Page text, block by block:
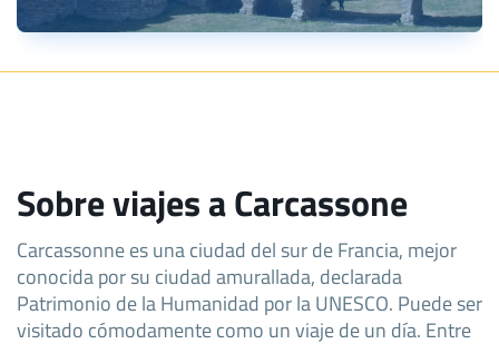
Sobre viajes a Carcassone
Carcassonne es una ciudad del sur de Francia, mejor
conocida por su ciudad amurallada, declarada
Patrimonio de la Humanidad por la UNESCO. Puede ser
visitado cómodamente como un viaje de un día. Entre